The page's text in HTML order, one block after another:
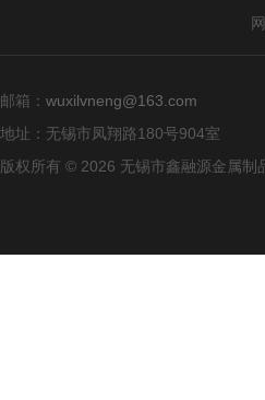
邮箱： wuxilvneng@163.com
地址：无锡市凤翔路180号904室
版权所有 © 2026 无锡市鑫融源金属制